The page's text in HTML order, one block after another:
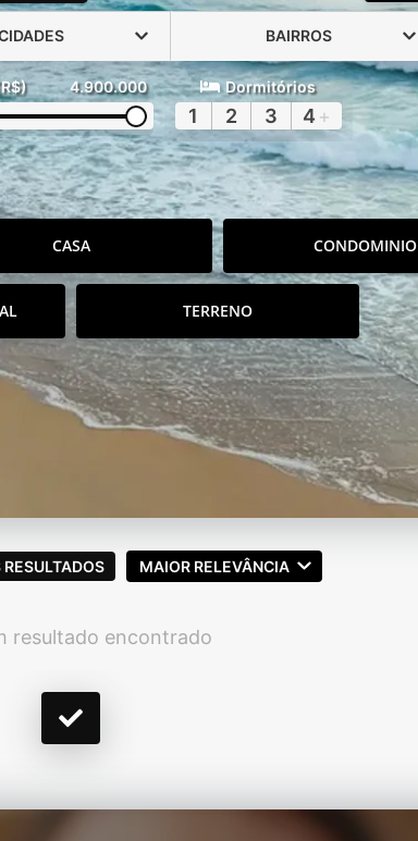
BAIRROS
4.900.000 Dormitórios
1 2 3 4 +
CASA CONDOMINIO
TERRENO
MAIOR RELEVÂNCIA
resultado encontrado